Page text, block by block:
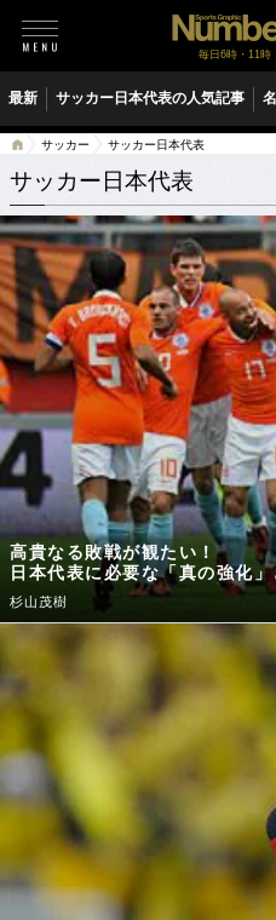
毎日6時・11時
最新 サッカー日本代表の人気記事
サッカー サッカー日本代表
サッカー日本代表
高貴なる敗戦が観たい！
日本代表に必要な「真の強化」
杉山茂樹